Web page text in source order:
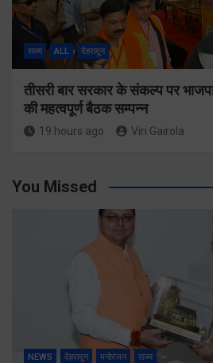
राज्य ALL देहरादून
तीसरी बार सरकार के संकल्प पर
की महत्वपूर्ण बैठक सम्पन्न
19 hours ago Viri Gairola
You Missed
NEWS देहरादून मनोरंजन राज्य